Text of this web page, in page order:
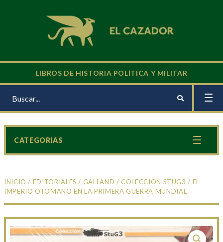
LIBROS DE HISTORIA POLÍTICA Y MILITAR
INICIO / EDITORIALES / GALLAND /COLECCION STUG3 / EL
IMPERIO OTOMANO EN LA PRIMERA GUERRA MUNDIAL
CATEGORIAS